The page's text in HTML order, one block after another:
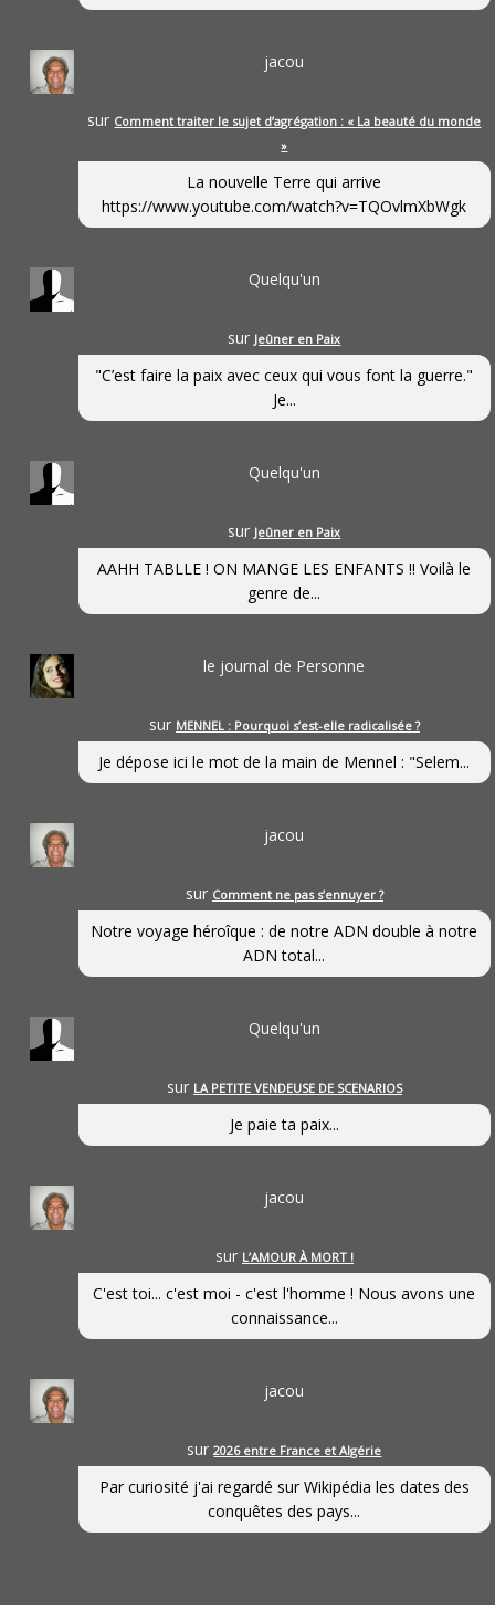
jacou
sur Comment traiter le sujet d’agrégation : « La beauté du monde
»
La nouvelle Terre qui arrive
https://www.youtube.com/watch?v=TQOvlmXbWgk
Quelqu'un
sur Jeûner en Paix
"C’est faire la paix avec ceux qui vous font la guerre."
Je...
Quelqu'un
sur Jeûner en Paix
AAHH TABLLE ! ON MANGE LES ENFANTS !! Voilà le
genre de...
le journal de Personne
sur MENNEL : Pourquoi s’est-elle radicalisée ?
Je dépose ici le mot de la main de Mennel : "Selem...
jacou
sur Comment ne pas s’ennuyer ?
Notre voyage héroîque : de notre ADN double à notre
ADN total...
Quelqu'un
sur LA PETITE VENDEUSE DE SCENARIOS
Je paie ta paix...
jacou
sur L’AMOUR À MORT !
C'est toi... c'est moi - c'est l'homme ! Nous avons une
connaissance...
jacou
sur2026 entre France et Algérie
Par curiosité j'ai regardé sur Wikipédia les dates des
conquêtes des pays...